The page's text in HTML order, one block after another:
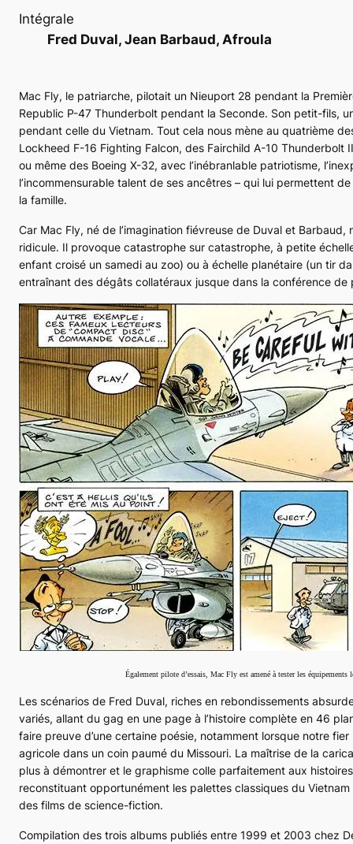
Intégrale
Fred Duval, Jean Barbaud, Afroula
Mac Fly, le patriarche, pilotait un Nieuport 28 pendant la
Republic P-47 Thunderbolt pendant la Seconde. Son petit-fils,
pendant celle du Vietnam. Tout cela nous mène au quatrième
Lockheed F-16 Fighting Falcon, des Fairchild A-10 Thunderbolt II
ou même des Boeing X-32, avec l’inébranlable patriotisme,
l’incommensurable talent de ses ancêtres – qui lui permettent
la famille.
Car Mac Fly, né de l’imagination fiévreuse de Duval et Barbaud,
ridicule. Il provoque catastrophe sur catastrophe, à petite
enfant croisé un samedi au zoo) ou à échelle planétaire (un tir
entraînant des dégâts collatéraux jusque dans la conférence de
Également pilote d’essais, Mac Fly est amené à tester les
Les scénarios de Fred Duval, riches en rebondissements
variés, allant du gag en une page à l’histoire complète en 46
faire preuve d’une certaine poésie, notamment lorsque notre fier
agricole dans un coin paumé du Missouri. La maîtrise de la
plus à démontrer et le graphisme colle parfaitement aux
reconstituant opportunément les palettes classiques du
des films de science-fiction.
Compilation des trois albums publiés entre 1999 et 2003 chez